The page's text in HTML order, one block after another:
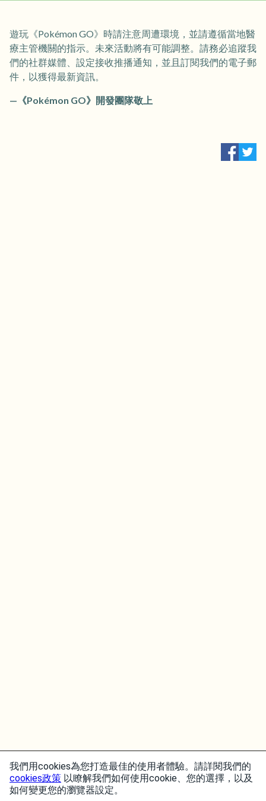
遊玩《Pokémon GO》時請注意周遭環境，並請遵循當地醫
療主管機關的指示。未來活動將有可能調整。請務必追蹤我
們的社群媒體、設定接收推播通知，並且訂閱我們的電子郵
件，以獲得最新資訊。
—《Pokémon GO》開發團隊敬上
我們用cookies為您打造最佳的使用者體驗。請詳閱我們的
cookies政策 以瞭解我們如何使用cookie、您的選擇，以及
如何變更您的瀏覽器設定。